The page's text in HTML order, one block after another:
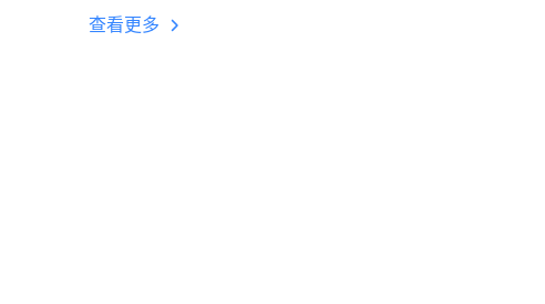
查看更多